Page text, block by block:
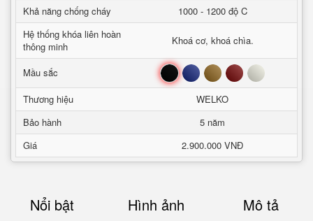
Khả năng chống cháy
1000 - 1200 độ C
Hệ thống khóa liên hoàn
thông minh
Khoá cơ, khoá chìa.
Mầu sắc Đen Xanh Nâu Đỏ Trắng
Thương hiệu
WELKO
Bảo hành
5 năm
Giá
2.900.000 VNĐ
Nổi bật Hình ảnh Mô tả